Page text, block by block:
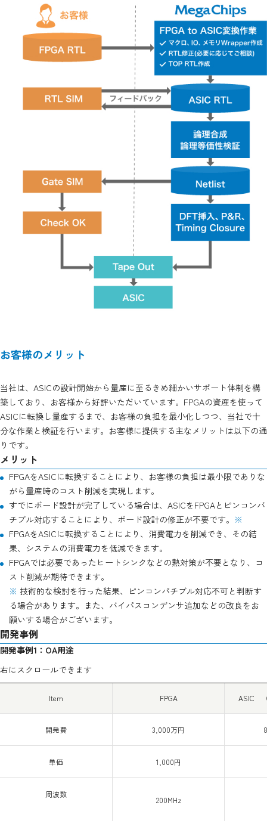
お客様のメリット
当社は、ASICの設計開始から量産に至るきめ細かいサポート体制を構
築しており、お客様から好評いただいています。FPGAの資産を使って
ASICに転換し量産するまで、お客様の負担を最小化しつつ、当社で十
分な作業と検証を行います。お客様に提供する主なメリットは以下の通
りです。
メリット
FPGAをASICに転換することにより、お客様の負担は最小限でありな
がら量産時のコスト削減を実現します。
すでにボード設計が完了している場合は、ASICをFPGAとピンコンバ
チブル対応することにより、ボード設計の修正が不要です。 ※
FPGAをASICに転換することにより、消費電力を削減でき、その結
果、システムの消費電力を低減できます。
FPGAでは必要であったヒートシンクなどの熱対策が不要となり、コ
スト削減が期待できます。
※ 技術的な検討を行った結果、ピンコンパチブル対応不可と判断す
る場合があります。また、バイパスコンデンサ追加などの改良をお
願いする場合がございます。
開発事例
開発事例1：OA用途
右にスクロールできます
Item FPGA ASIC
開発費 3,000万円
単価 1,000円
周波数
200MHz